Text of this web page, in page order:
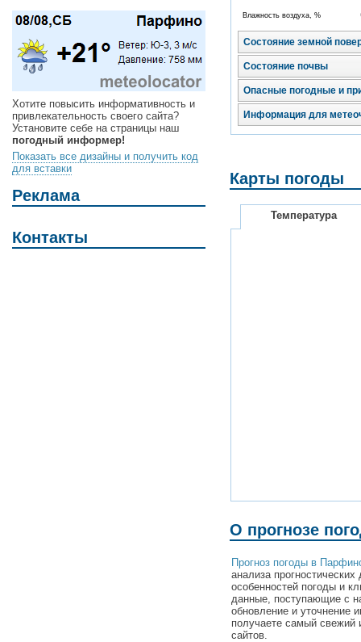
Хотите повысить информативность и
привлекательность своего сайта?
Установите себе на страницы наш
погодный информер!
Показать все дизайны и получить код
для вставки
Реклама
Контакты
Влажность воздуха, %
Состояние земной
Состояние почвы
Опасные погодные и
Информация для
Карты погоды
Температура
О прогнозе
Прогноз погоды в
анализа
особенностей погоды и
данные, поступающие с
обновление и уточнение
получаете самый свежий
сайтов.